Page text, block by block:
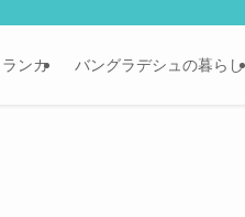
ランカ バングラデシュの暮らし